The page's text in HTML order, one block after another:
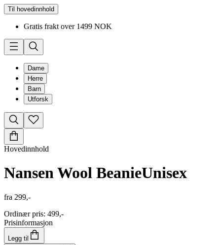
Til hovedinnhold
Gratis frakt over 1499 NOK
Dame
Herre
Barn
Utforsk
Hovedinnhold
Nansen Wool BeanieUnisex
fra 299,-
Ordinær pris: 499,-
Prisinformasjon
Legg til